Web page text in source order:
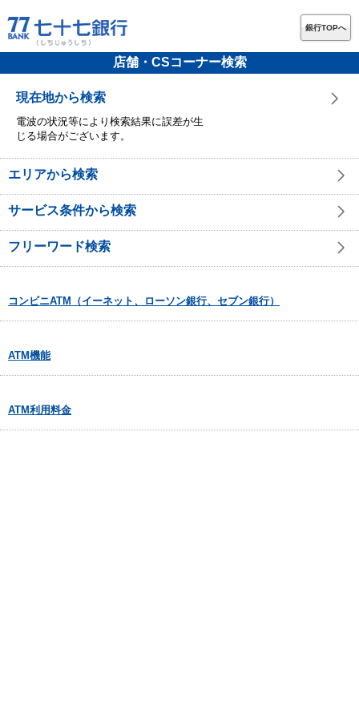
銀行TOPへ
店舗・CSコーナー検索
現在地から検索
電波の状況等により検索結果に誤差が生
じる場合がございます。
エリアから検索
サービス条件から検索
フリーワード検索
コンビニATM（イーネット、ローソン銀行、セブン銀行）
ATM機能
ATM利用料金